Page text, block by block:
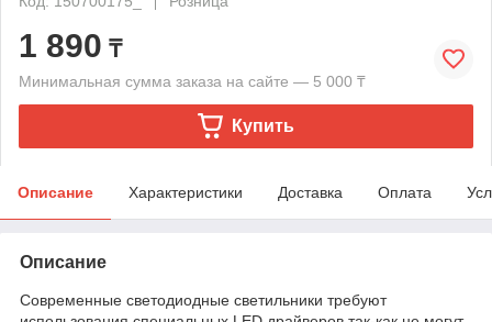
1 890 ₸
Минимальная сумма заказа на сайте — 5 000 ₸
Купить
Описание Характеристики Доставка Оплата
Описание
Современные светодиодные светильники требуют